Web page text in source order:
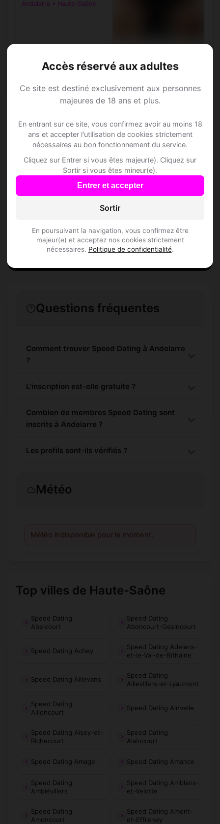
Accès réservé aux adultes
Ce site est destiné exclusivement aux personnes
majeures de 18 ans et plus.
En entrant sur ce site, vous confirmez avoir au moins 18
ans et accepter l'utilisation de cookies strictement
nécessaires au bon fonctionnement du service.
Cliquez sur Entrer si vous êtes majeur(e). Cliquez sur
Sortir si vous êtes mineur(e).
Entrer et accepter
Sortir
En poursuivant la navigation, vous confirmez être
majeur(e) et acceptez nos cookies strictement
nécessaires. Politique de confidentialité.
Andelarre • Haute-Saône
Andelarre • Haute-Saône
Speed Dating à
Andelarre
Rejoins les membres de Andelarre et des
alentours !
S'inscrire gratuitement
Questions fréquentes
Comment trouver Speed Dating à Andelarre
?
L'inscription est-elle gratuite ?
Combien de membres Speed Dating sont
inscrits à Andelarre ?
Les profils sont-ils vérifiés ?
Météo
Météo indisponible pour le moment.
Top villes de Haute-Saône
Speed Dating
Abelcourt
Speed Dating
Aboncourt-Gesincourt
Speed Dating Achey
Speed Dating Adelans-
et-le-Val-de-Bithaine
Speed Dating Aillevans
Speed Dating
Aillevillers-et-Lyaumont
Speed Dating
Ailloncourt
Speed Dating Ainvelle
Speed Dating Aisey-et-
Richecourt
Speed Dating
Alaincourt
Speed Dating Amage Speed Dating Amance
Speed Dating
Ambiévillers
Speed Dating Amblans-
et-Velotte
Speed Dating
Amoncourt
Speed Dating Amont-
et-Effreney